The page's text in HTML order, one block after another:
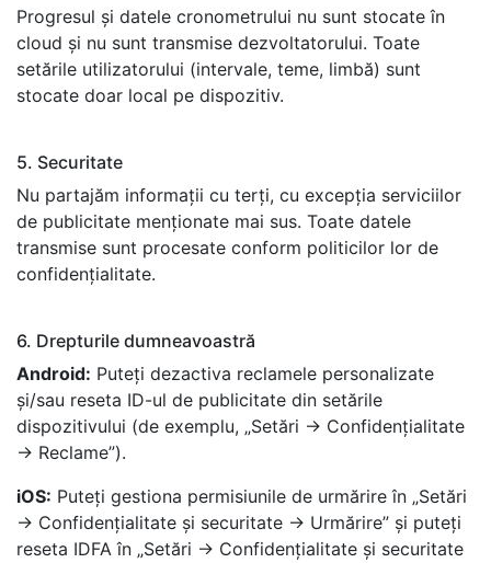
Progresul și datele cronometru­lui nu sunt stocate în
cloud și nu sunt transmise dezvoltatorului. Toate
setările utilizatorului (intervale, teme, limbă) sunt
stocate doar local pe dispozitiv.
5. Securitate
Nu partajăm informații cu terți, cu excepția serviciilor
de publicitate menționate mai sus. Toate datele
transmise sunt procesate conform politicilor lor de
confidențialitate.
6. Drepturile dumneavoastră
Android: Puteți dezactiva reclamele personalizate
și/sau reseta ID-ul de publicitate din setările
dispozitivului (de exemplu, „Setări → Confidențialitate
→ Reclame”).
iOS: Puteți gestiona permisiunile de urmărire în „Setări
→ Confidențialitate și securitate → Urmărire” și puteți
reseta IDFA în „Setări → Confidențialitate și securitate